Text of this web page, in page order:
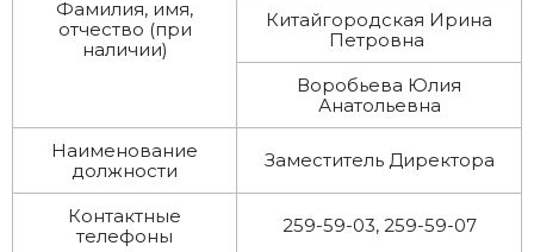
Фамилия, имя,
отчество (при
наличии)
Китайгородская Ирина
Петровна
Воробьева Юлия
Анатольевна
Наименование
должности
Заместитель Директора
Контактные
телефоны
259-59-03, 259-59-07